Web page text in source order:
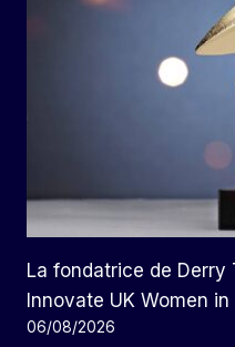
La fondatrice de Derry
Innovate UK Women
06/08/2026